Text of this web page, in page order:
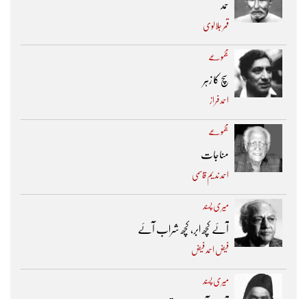
حمد
قمر جلالوی
مجموعے
سچ کا زہر
احمد فراز
مجموعے
مناجات
احمد ندیم قاسمی
میری پسند
آئے کچھ ابر، کچھ شراب آئے
فیض احمد فیض
میری پسند